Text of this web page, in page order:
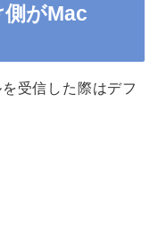
がMac
受信した際はデフ